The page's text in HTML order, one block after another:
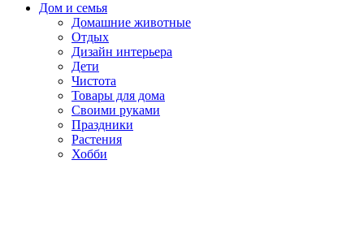
Дом и семья
Домашние животные
Отдых
Дизайн интерьера
Дети
Чистота
Товары для дома
Своими руками
Праздники
Растения
Хобби